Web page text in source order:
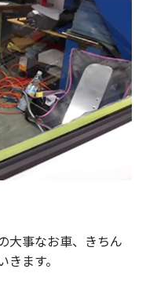
大事なお車、きちん
ます。